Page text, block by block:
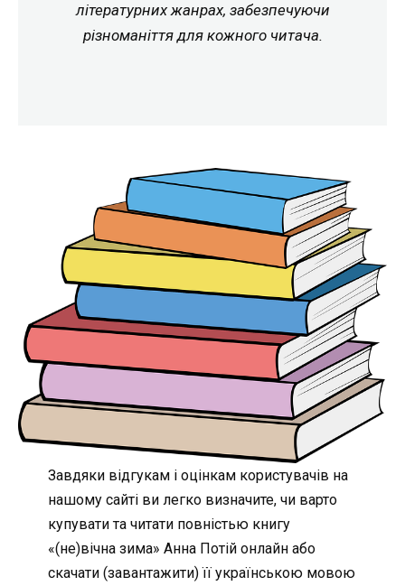
літературних жанрах, забезпечуючи
різноманіття для кожного читача.
Завдяки відгукам і оцінкам користувачів на
нашому сайті ви легко визначите, чи варто
купувати та читати повністью книгу
«(не)вічна зима» Анна Потій онлайн або
скачати (завантажити) її українською мовою